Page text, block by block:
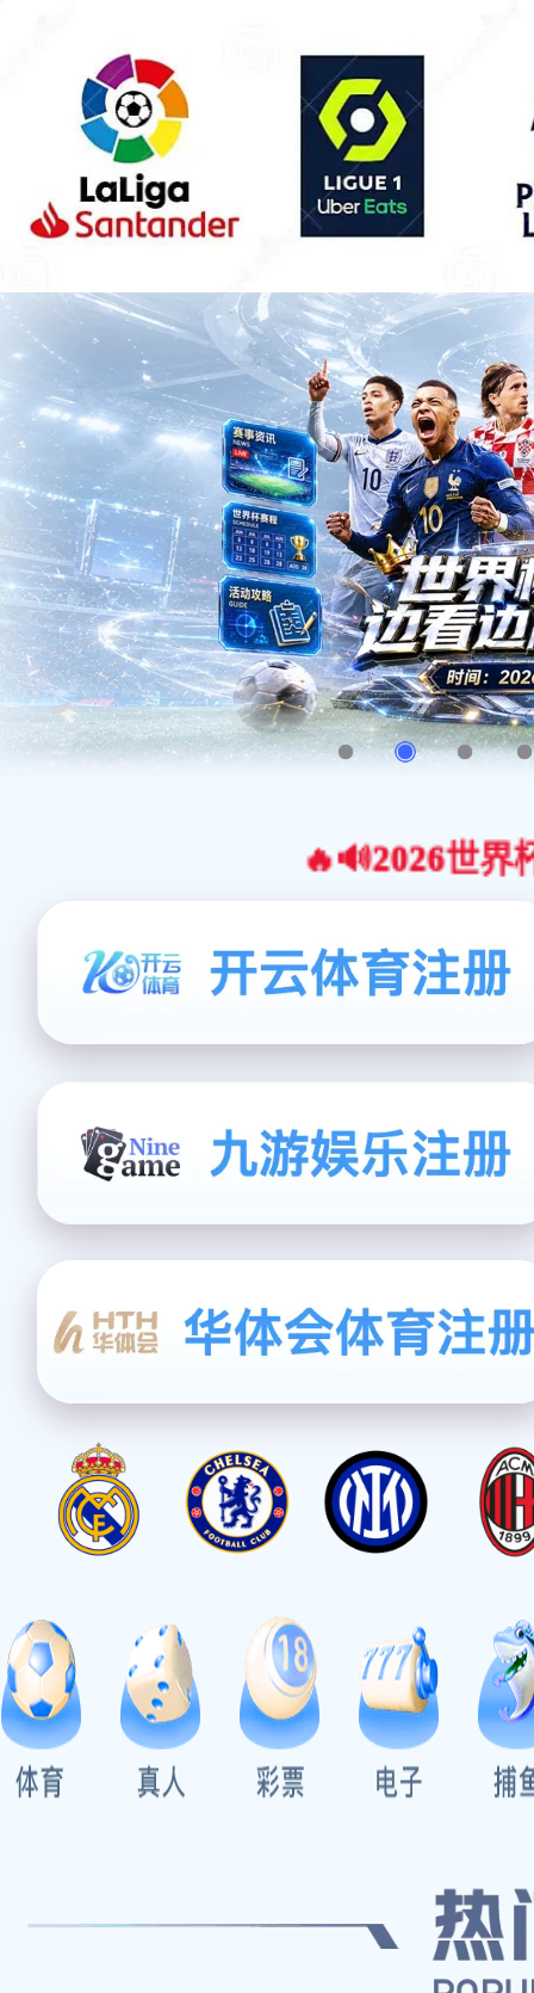
🔥🔊2026世界杯官网